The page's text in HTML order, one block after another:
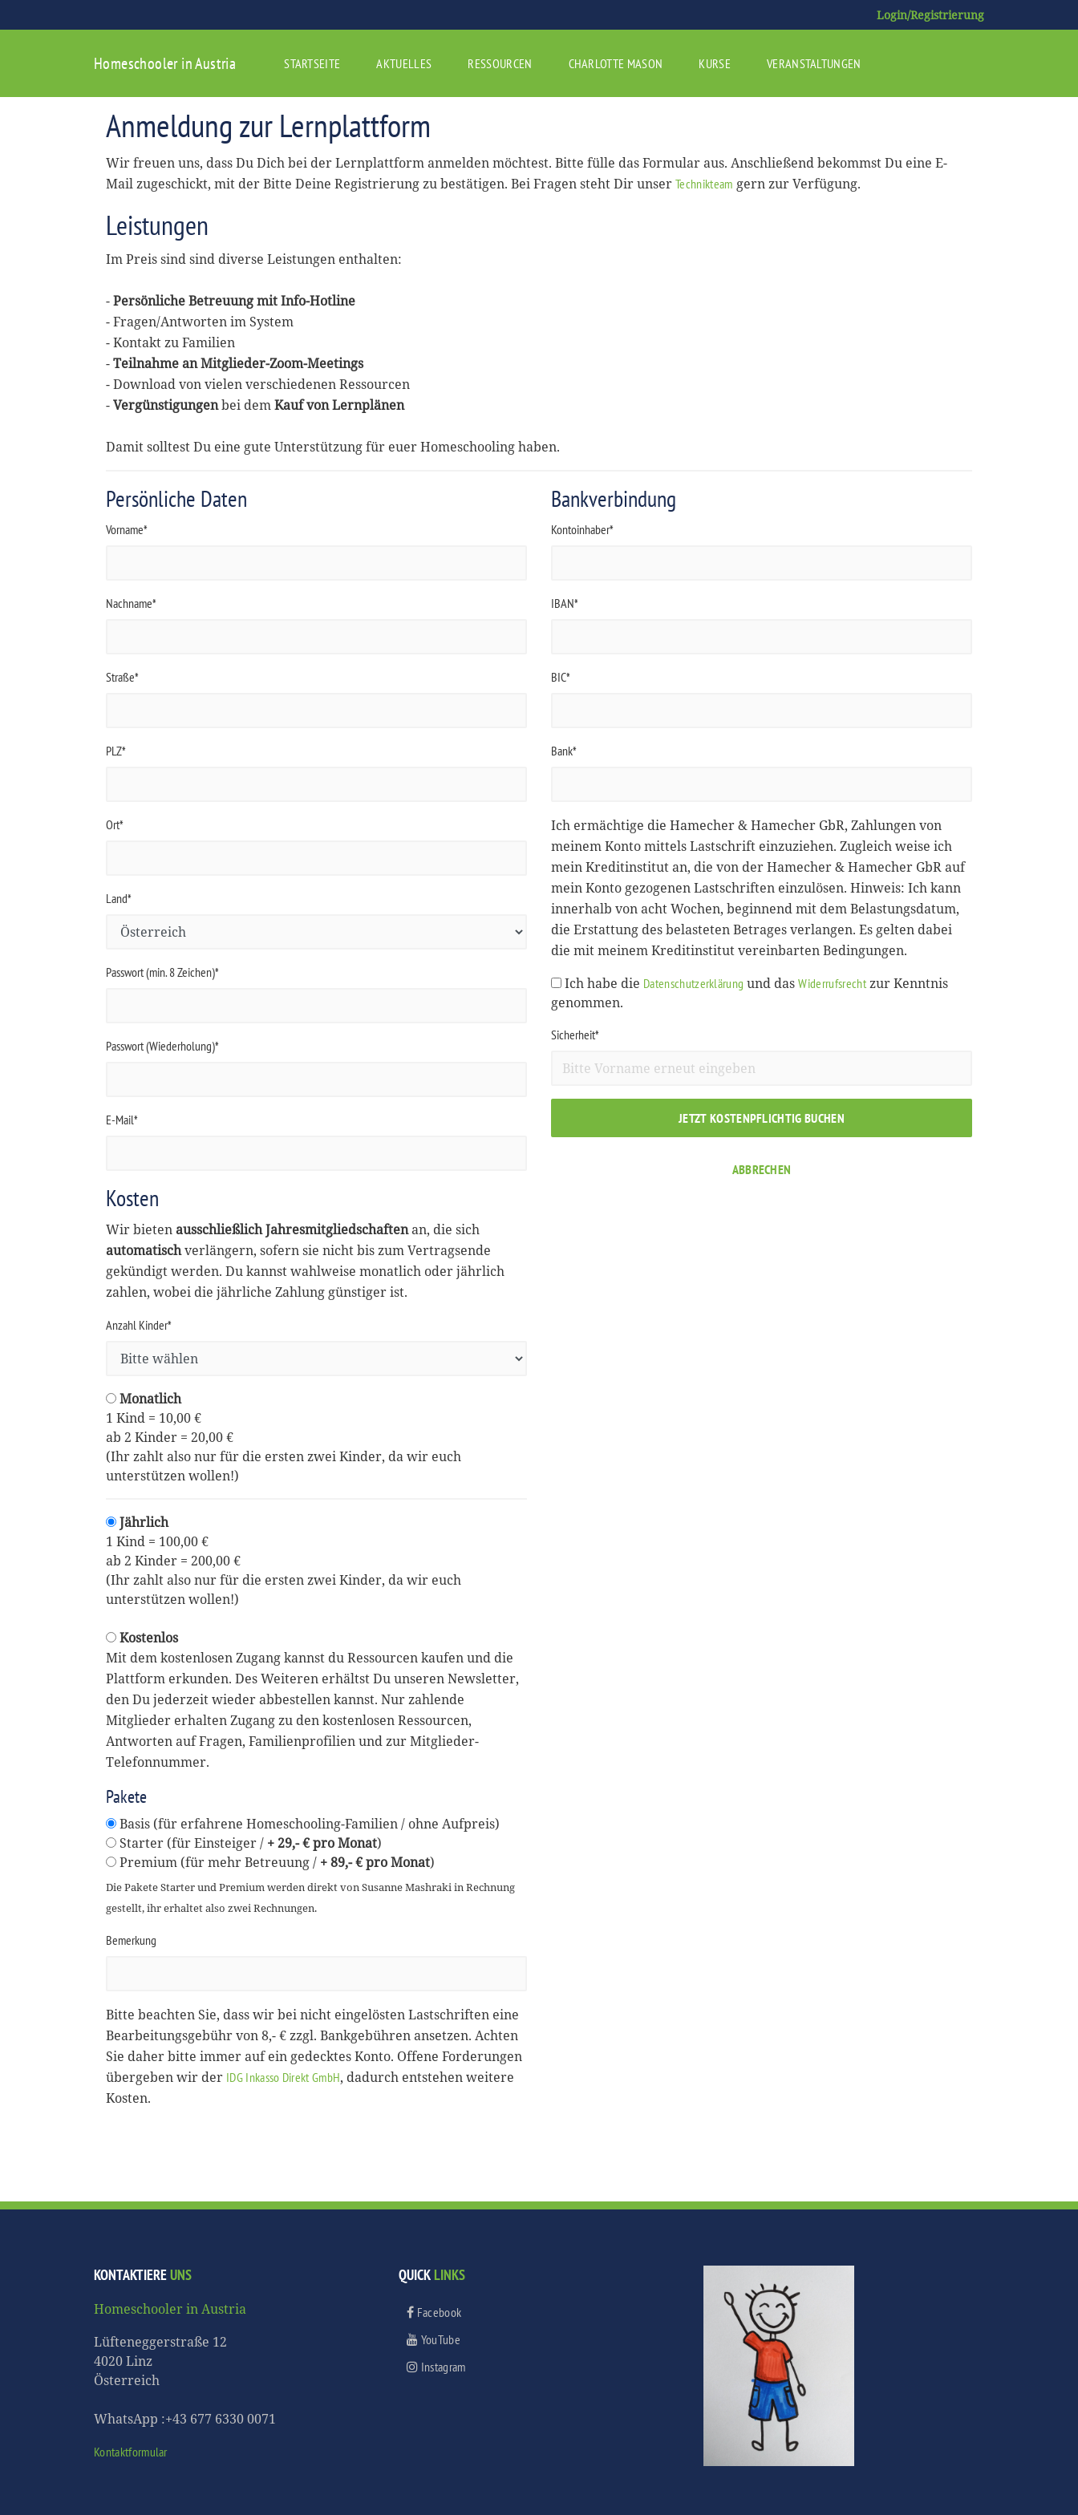
Login/Registrierung
Homeschooler in Austria STARTSEITE AKTUELLES RESSOURCEN CHARLOTTE MASON KURSE VERANSTALTUNGEN
Anmeldung zur Lernplattform
Wir freuen uns, dass Du Dich bei der Lernplattform anmelden möchtest. Bitte fülle das Formular aus. Anschließend bekommst Du eine E-
Mail zugeschickt, mit der Bitte Deine Registrierung zu bestätigen. Bei Fragen steht Dir unser Technikteam gern zur Verfügung.
Leistungen
Im Preis sind sind diverse Leistungen enthalten:
-Persönliche Betreuung mit Info-Hotline
- Fragen/Antworten im System
- Kontakt zu Familien
-Teilnahme an Mitglieder-Zoom-Meetings
- Download von vielen verschiedenen Ressourcen
-Vergünstigungenbei demKauf von Lernplänen
Damit solltest Du eine gute Unterstützung für euer Homeschooling haben.
Persönliche Daten
Vorname*
Nachname*
Straße*
PLZ*
Ort*
Land*
Passwort (min. 8 Zeichen)*
Passwort (Wiederholung)*
E-Mail*
Kosten
Wir bietenausschließlich Jahresmitgliedschaftenan, die sich
automatischverlängern, sofern sie nicht bis zum Vertragsende
gekündigt werden. Du kannst wahlweise monatlich oder jährlich
zahlen, wobei die jährliche Zahlung günstiger ist.
Anzahl Kinder*
Monatlich
1 Kind = 10,00 €
ab 2 Kinder = 20,00 €
(Ihr zahlt also nur für die ersten zwei Kinder, da wir euch
unterstützen wollen!)
Jährlich
1 Kind = 100,00 €
ab 2 Kinder = 200,00 €
(Ihr zahlt also nur für die ersten zwei Kinder, da wir euch
unterstützen wollen!)
Kostenlos
Mit dem kostenlosen Zugang kannst du Ressourcen kaufen und die
Plattform erkunden. Des Weiteren erhältst Du unseren Newsletter,
den Du jederzeit wieder abbestellen kannst. Nur zahlende
Mitglieder erhalten Zugang zu den kostenlosen Ressourcen,
Antworten auf Fragen, Familienprofilien und zur Mitglieder-
Telefonnummer.
Pakete
Basis (für erfahrene Homeschooling-Familien / ohne Aufpreis)
Starter (für Einsteiger / + 29,- € pro Monat)
Premium (für mehr Betreuung / + 89,- € pro Monat)
Die Pakete Starter und Premium werden direkt von Susanne Mashraki in Rechnung
gestellt, ihr erhaltet also zwei Rechnungen.
Bemerkung
Bitte beachten Sie, dass wir bei nicht eingelösten Lastschriften eine
Bearbeitungsgebühr von 8,- € zzgl. Bankgebühren ansetzen. Achten
Sie daher bitte immer auf ein gedecktes Konto. Offene Forderungen
übergeben wir der IDG Inkasso Direkt GmbH, dadurch entstehen weitere
Kosten.
Bankverbindung
Kontoinhaber*
IBAN*
BIC*
Bank*
Ich ermächtige die Hamecher & Hamecher GbR, Zahlungen von
meinem Konto mittels Lastschrift einzuziehen. Zugleich weise ich
mein Kreditinstitut an, die von der Hamecher & Hamecher GbR auf
mein Konto gezogenen Lastschriften einzulösen. Hinweis: Ich kann
innerhalb von acht Wochen, beginnend mit dem Belastungsdatum,
die Erstattung des belasteten Betrages verlangen. Es gelten dabei
die mit meinem Kreditinstitut vereinbarten Bedingungen.
Ich habe die Datenschutzerklärung und dasWiderrufsrechtzur Kenntnis
genommen.
Sicherheit*
JETZT KOSTENPFLICHTIG BUCHEN
ABBRECHEN
KONTAKTIEREUNS
Homeschooler in Austria
Lüfteneggerstraße 12
4020 Linz
Österreich
WhatsApp :+43 677 6330 0071
Kontaktformular
QUICKLINKS
Facebook
YouTube
Instagram